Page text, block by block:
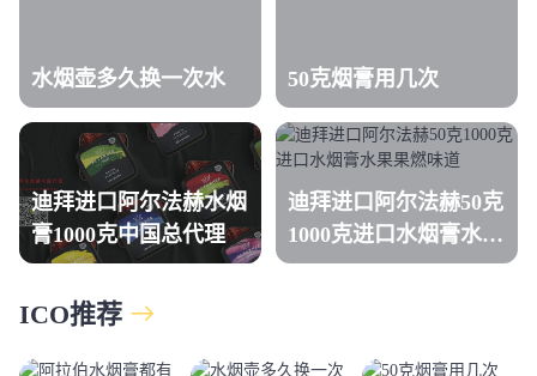
水烟壶多久换一次水 50克烟膏用几次
迪拜进口阿尔法赫水烟
膏1000克中国总代理
迪拜进口阿尔法赫50克
1000克进口水烟膏水果
果燃味道
ICO推荐